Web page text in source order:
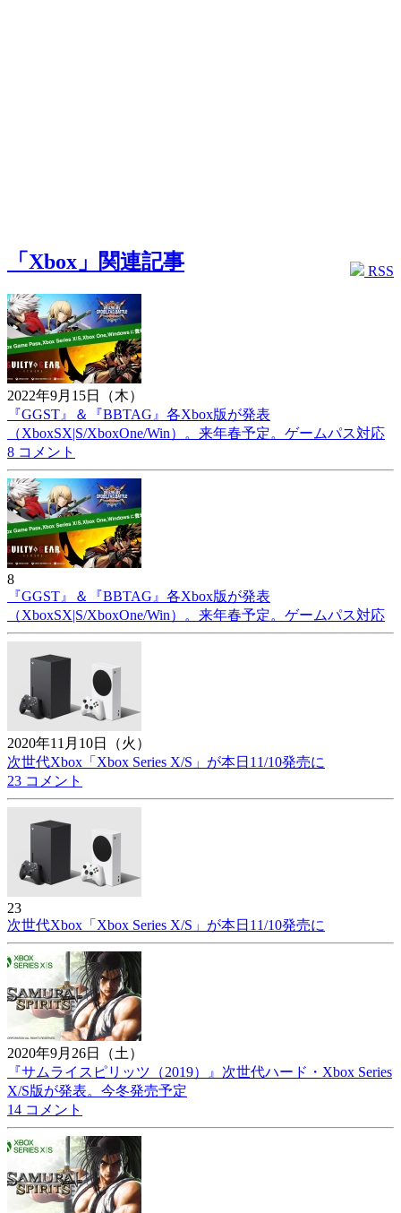
RSS
「Xbox」関連記事
2022年9月15日（木）
『GGST』＆『BBTAG』各Xbox版が発表
（XboxSX|S/XboxOne/Win）。来年春予定。ゲームパス対応
8 コメント
8
『GGST』＆『BBTAG』各Xbox版が発表
（XboxSX|S/XboxOne/Win）。来年春予定。ゲームパス対応
2020年11月10日（火）
次世代Xbox「Xbox Series X/S」が本日11/10発売に
23 コメント
23
次世代Xbox「Xbox Series X/S」が本日11/10発売に
2020年9月26日（土）
『サムライスピリッツ（2019）』次世代ハード・Xbox Series
X/S版が発表。今冬発売予定
14 コメント